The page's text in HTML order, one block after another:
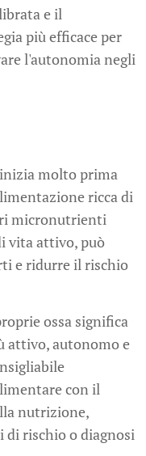
e il
più efficace per
l'autonomia negli
molto prima
ricca di
micronutrienti
vita attivo, può
e ridurre il rischio
ossa significa
attivo, autonomo e
con il
nutrizione,
rischio o diagnosi